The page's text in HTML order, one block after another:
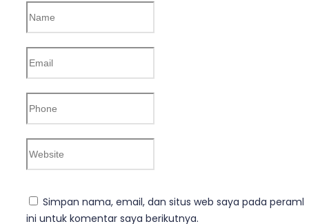
Simpan nama, email, dan situs web saya pada
ini untuk komentar saya berikutnya.